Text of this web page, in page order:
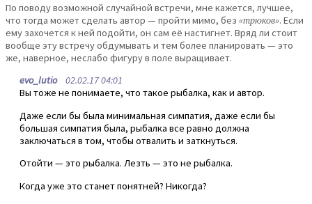
По поводу возможной случайной встречи, мне кажется, лучшее,
что тогда может сделать автор — пройти мимо, без «трюков». Если
ему захочется к ней подойти, он сам её настигнет. Вряд ли стоит
вообще эту встречу обдумывать и тем более планировать — это
же, наверное, неслабо фигуру в поле выращивает.
evo_lutio02.02.17 04:01
Вы тоже не понимаете, что такое рыбалка, как и автор.
Даже если бы была минимальная симпатия, даже если бы
большая симпатия была, рыбалка все равно должна
заключаться в том, чтобы отвалить и заткнуться.
Отойти — это рыбалка. Лезть — это не рыбалка.
Когда уже это станет понятней? Никогда?